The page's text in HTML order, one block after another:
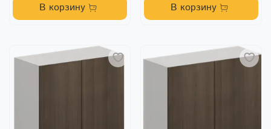
В корзину В корзину